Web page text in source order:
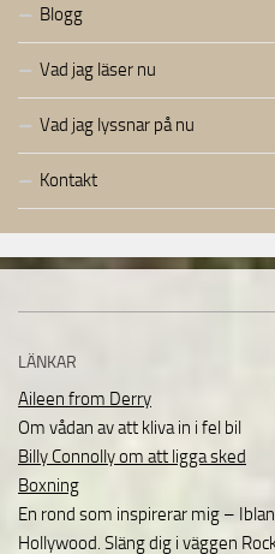
Blogg
Vad jag läser nu
Vad jag lyssnar på nu
Kontakt
LÄNKAR
Aileen from Derry
Om vådan av att kliva in i fel bil
Billy Connolly om att ligga sked
Boxning
En rond som inspirerar mig –
Hollywood. Släng dig i väggen